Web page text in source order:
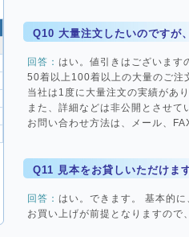
Q10 大量注文したいのですが
回答： はい。値引きはございます
50着以上100着以上の大量のご注
当社は1度に大量注文の実績があ
また、詳細などは非公開とさせ
お問い合わせ方法は、メール、
Q11 見本をお貸しいただけま
回答： はい。できます。 基本的
お買い上げが前提となりますの